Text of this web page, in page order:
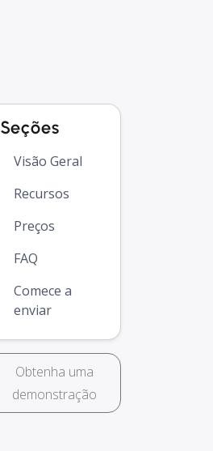
Seções
Visão Geral
Recursos
Preços
FAQ
Comece a
enviar
Obtenha uma
demonstração